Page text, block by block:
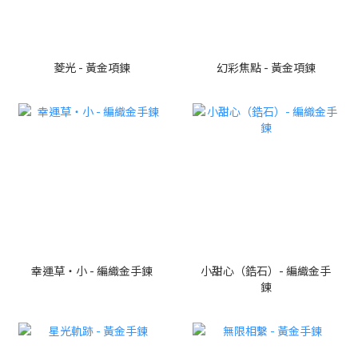
菱光 - 黃金項鍊 幻彩焦點 - 黃金項鍊
幸運草・小 - 編織金手鍊
小甜心（鋯石）- 編織金手
鍊